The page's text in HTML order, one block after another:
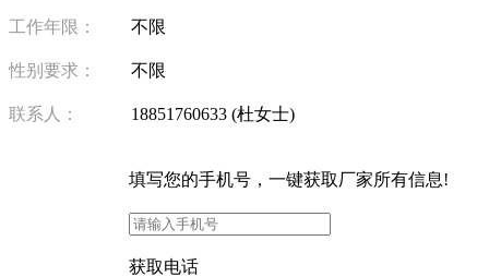
工作年限： 不限
性别要求： 不限
联系人： 18851760633 (杜女士)
填写您的手机号 ，一键获取厂家所有信息!
获取电话